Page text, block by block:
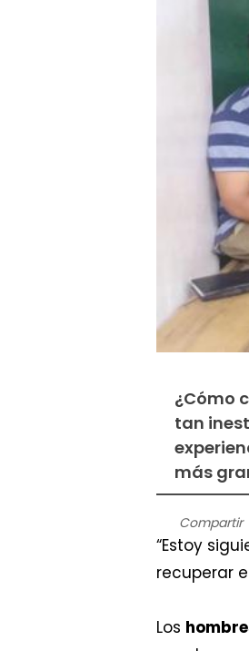
¿Cómo
tan
más
Compartir
“Estoy
recuperar
Los